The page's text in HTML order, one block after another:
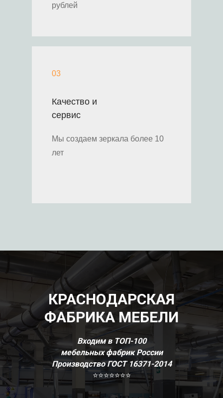
рублей
Качество и
сервис
Мы создаем зеркала более 10
лет
03
КРАСНОДАРСКАЯ
ФАБРИКА МЕБЕЛИ
Входим в ТОП-100
мебельных фабрик России
Производство ГОСТ 16371-2014
⭐⭐⭐⭐⭐⭐⭐